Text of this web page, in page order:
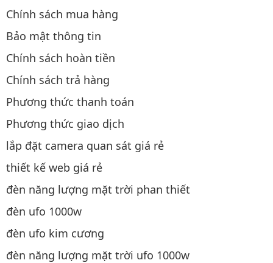
Chính sách mua hàng
Bảo mật thông tin
Chính sách hoàn tiền
Chính sách trả hàng
Phương thức thanh toán
Phương thức giao dịch
lắp đặt camera quan sát giá rẻ
thiết kế web giá rẻ
đèn năng lượng mặt trời phan thiết
đèn ufo 1000w
đèn ufo kim cương
đèn năng lượng mặt trời ufo 1000w